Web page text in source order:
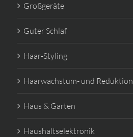
Großgeräte
Guter Schlaf
Haar-Styling
Haarwachstum- und Reduktion
Haus & Garten
Haushaltselektronik